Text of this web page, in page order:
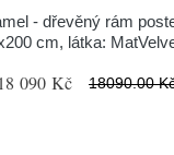
- dřevěný rám
cm, látka:
18 090 Kč 18090.00